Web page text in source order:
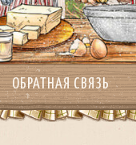
ОБРАТНАЯ СВЯЗЬ